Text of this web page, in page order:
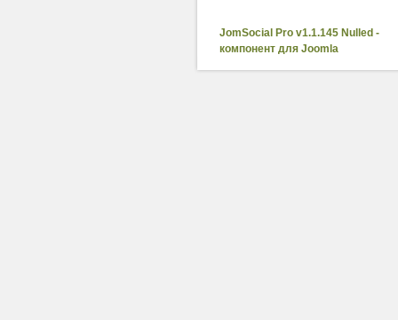
JomSocial Pro v1.1.145 Nulled -
компонент для Joomla